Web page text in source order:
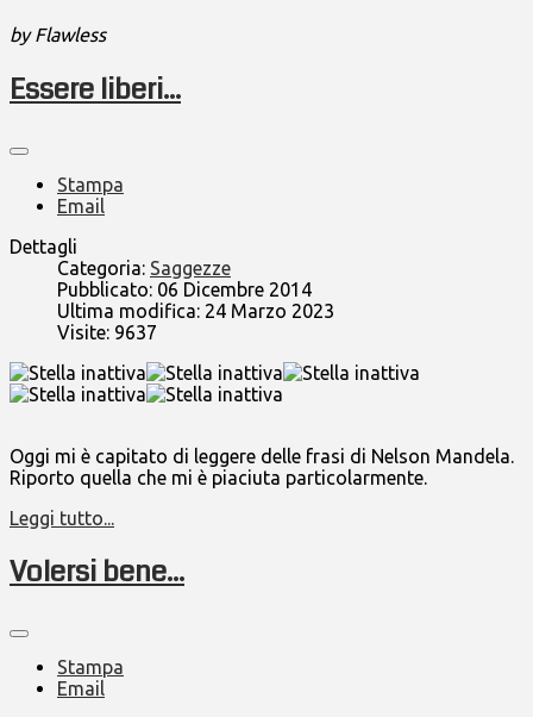
by Flawless
Essere liberi...
Stampa
Email
Dettagli
Categoria: Saggezze
Pubblicato: 06 Dicembre 2014
Ultima modifica: 24 Marzo 2023
Visite: 9637
Oggi mi è capitato di leggere delle frasi di Nelson Mandela.
Riporto quella che mi è piaciuta particolarmente.
Leggi tutto...
Volersi bene...
Stampa
Email